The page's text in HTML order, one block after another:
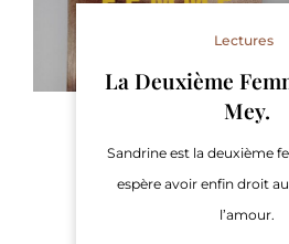
Lectures
La Deuxième
Mey.
Sandrine est la deuxième
espère avoir enfin droit
l’amour.